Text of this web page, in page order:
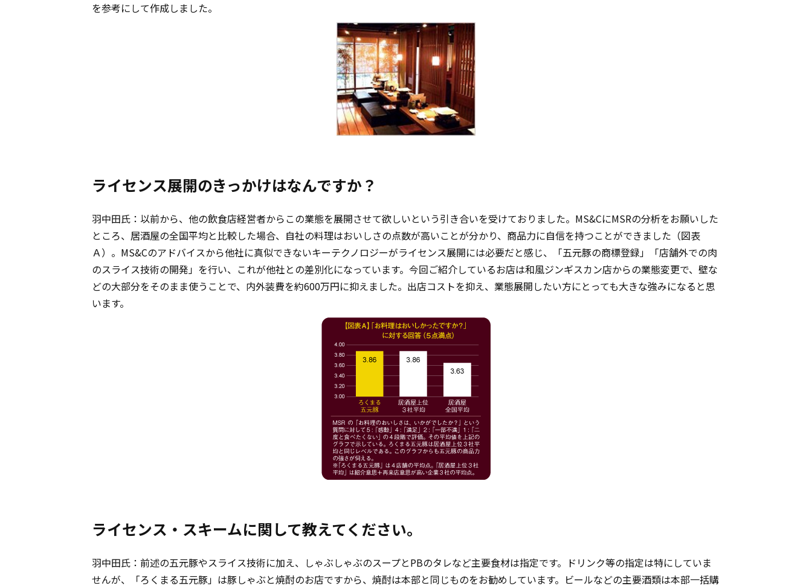
を参考にして作成しました。
ライセンス展開のきっかけはなんですか？
羽中田氏：以前から、他の飲食店経営者からこの業態を展開させて欲しいという引き合いを受けておりました。MS&CにMSRの分析をお願いした
ところ、居酒屋の全国平均と比較した場合、自社の料理はおいしさの点数が高いことが分かり、商品力に自信を持つことができました（図表
Ａ）。MS&Cのアドバイスから他社に真似できないキーテクノロジーがライセンス展開には必要だと感じ、「五元豚の商標登録」「店舗外での肉
のスライス技術の開発」を行い、これが他社との差別化になっています。今回ご紹介しているお店は和風ジンギスカン店からの業態変更で、壁な
どの大部分をそのまま使うことで、内外装費を約600万円に抑えました。出店コストを抑え、業態展開したい方にとっても大きな強みになると思
います。
ライセンス・スキームに関して教えてください。
羽中田氏：前述の五元豚やスライス技術に加え、しゃぶしゃぶのスープとPBのタレなど主要食材は指定です。ドリンク等の指定は特にしていま
せんが、「ろくまる五元豚」は豚しゃぶと焼酎のお店ですから、焼酎は本部と同じものをお勧めしています。ビールなどの主要酒類は本部一括購